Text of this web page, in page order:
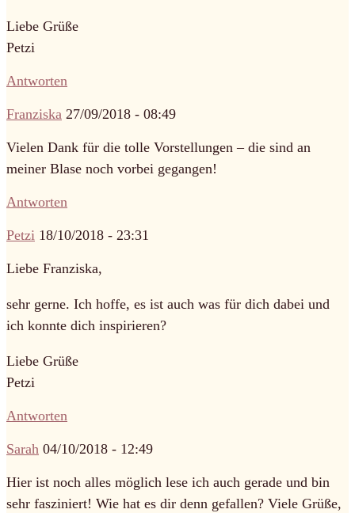
Liebe Grüße
Petzi
Antworten
Franziska 27/09/2018 - 08:49
Vielen Dank für die tolle Vorstellungen – die sind an
meiner Blase noch vorbei gegangen!
Antworten
Petzi 18/10/2018 - 23:31
Liebe Franziska,
sehr gerne. Ich hoffe, es ist auch was für dich dabei und
ich konnte dich inspirieren?
Liebe Grüße
Petzi
Antworten
Sarah 04/10/2018 - 12:49
Hier ist noch alles möglich lese ich auch gerade und bin
sehr fasziniert! Wie hat es dir denn gefallen? Viele Grüße,